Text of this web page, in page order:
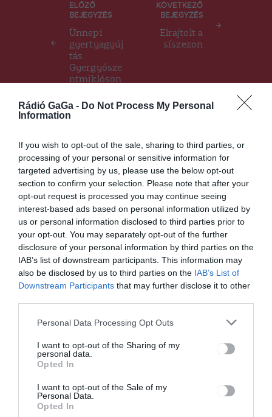
Rádió GaGa - Do Not Process My Personal
Information
If you wish to opt-out of the sale, sharing to third parties, or
processing of your personal or sensitive information for
targeted advertising by us, please use the below opt-out
section to confirm your selection. Please note that after your
opt-out request is processed you may continue seeing
interest-based ads based on personal information utilized by
us or personal information disclosed to third parties prior to
your opt-out. You may separately opt-out of the further
disclosure of your personal information by third parties on the
IAB’s list of downstream participants. This information may
also be disclosed by us to third parties on the IAB’s List of
Downstream Participants that may further disclose it to other
Personal Data Processing Opt Outs
I want to opt-out of the Sharing of my
personal data.
Opted In
I want to opt-out of the Sale of my
Personal Data.
Opted In
Bejegyzés
navigáció
ELŐZŐ
BEJEGYZÉS
Ünnepi
gyertyagyúj
tás
Gyergyósze
ntmiklóson
KÖVETKEZŐ
BEJEGYZÉS
Elrajtolt a
síszezon
Ha korlátozzák a polgárok
szabad mozgását, ez nem
vonatkozik a beoltottakra a
miniszter szerint
Sepsiszentgyörgy
önkormányzata és a Kónya